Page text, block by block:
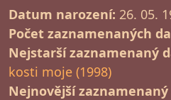
Datum narození: 26. 05.
Počet zaznamenaných
Nejstarší zaznamenaný
kosti moje (1998)
Nejnovější